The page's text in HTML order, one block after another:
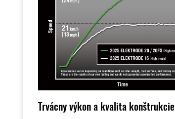
Trvácny výkon a kvalita konštrukcie